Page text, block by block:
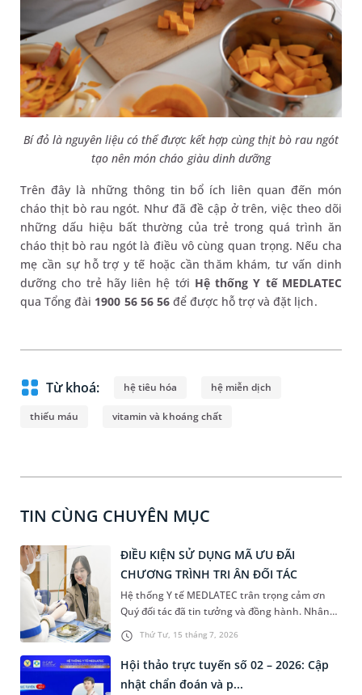
Bí đỏ là nguyên liệu có thể được kết hợp cùng thịt bò rau ngót
tạo nên món cháo giàu dinh dưỡng
Trên đây là những thông tin bổ ích liên quan đến món
cháo thịt bò rau ngót. Như đã đề cập ở trên, việc theo dõi
những dấu hiệu bất thường của trẻ trong quá trình ăn
cháo thịt bò rau ngót là điều vô cùng quan trọng. Nếu cha
mẹ cần sự hỗ trợ y tế hoặc cần thăm khám, tư vấn dinh
dưỡng cho trẻ hãy liên hệ tới Hệ thống Y tế MEDLATEC
qua Tổng đài 1900 56 56 56 để được hỗ trợ và đặt lịch.
Từ khoá: hệ tiêu hóa hệ miễn dịch
thiếu máu vitamin và khoáng chất
TIN CÙNG CHUYÊN MỤC
Thứ Tư, 15 tháng 7, 2026
ĐIỀU KIỆN SỬ DỤNG MÃ ƯU ĐÃI
CHƯƠNG TRÌNH TRI ÂN ĐỐI TÁC
Hệ thống Y tế MEDLATEC trân trọng cảm ơn
Quý đối tác đã tin tưởng và đồng hành. Nhân
dịp Tri ân khách hàng, MEDLATEC kính tặng
Quý đối tác 3 gói xét nghiệm sinh hoá tổng trị
giá 414.000 VNĐ.
Hội thảo trực tuyến số 02 – 2026: Cập
nhật chẩn đoán và p...